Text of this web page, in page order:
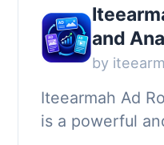
and
by
Iteearmah Ad
is a powerful